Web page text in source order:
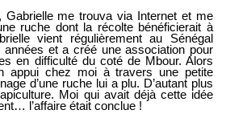
Gabrielle me trouva via Internet et me
ruche dont la récolte bénéficierait à
vient régulièrement au Sénégal
et a créé une association pour
en difficulté du coté de Mbour. Alors
appui chez moi à travers une petite
d’une ruche lui a plu. D’autant plus
Moi qui avait déjà cette idée
l’affaire était conclue !